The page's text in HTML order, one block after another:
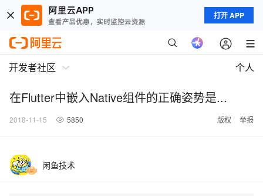
打开 APP
开发者社区 个人
在Flutter中嵌入Native组件的正确姿势是...
2018-11-15 5850 版权 举报
闲鱼技术